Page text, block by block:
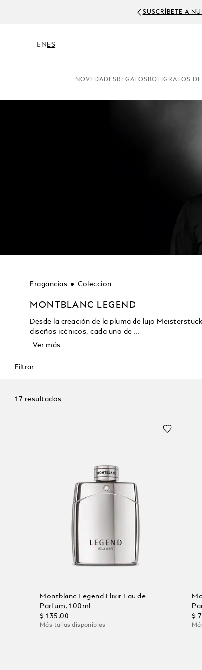
SUSCRÍBETE A
EN ES
NOVEDADES REGALOS BOLIGRAFOS
Fragancias Coleccion
MONTBLANC LEGEND
Desde la creación de la pluma de lujo
diseños icónicos, cada uno de ...
Ver más
Filtrar
17 resultados
Montblanc Legend Elixir Eau de
Parfum, 100ml
$ 135.00
Más tallas disponibles
$